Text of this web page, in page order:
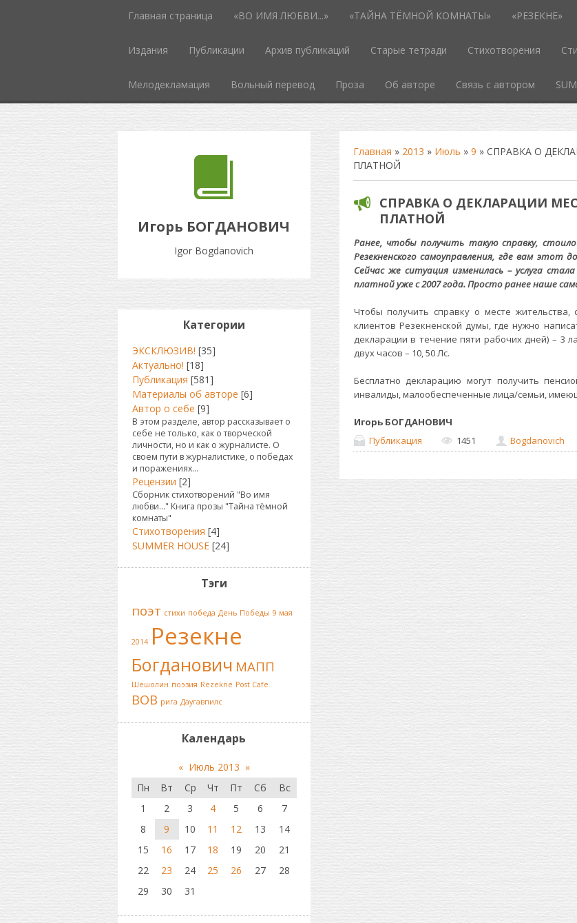
Главная страница «ВО ИМЯ ЛЮБВИ...» «ТАЙНА ТЁМНОЙ КОМНАТЫ» «РЕЗЕКНЕ»
Издания Публикации Архив публикаций Старые тетради Стихотворения
Мелодекламация Вольный перевод Проза Об авторе Связь с автором
Игорь БОГДАНОВИЧ
Igor Bogdanovich
Главная » 2013 » Июль » 9 » СПРАВКА О
ПЛАТНОЙ
СПРАВКА О ДЕКЛАРАЦИИ
ПЛАТНОЙ
Ранее, чтобы получить такую справку,
Резекненского самоуправления, где вам этот
Сейчас же ситуация изменилась – услуга
платной уже с 2007 года. Просто ранее наше
Чтобы получить справку о месте
клиентов Резекненской думы, где нужно
декларации в течение пяти рабочих дней) – 3
двух часов – 10, 50 Лс.
Бесплатно декларацию могут получить
инвалиды, малообеспеченные лица/семьи,
Игорь БОГДАНОВИЧ
Публикация
1451 Bogdanovich
Категории
ЭКСКЛЮЗИВ! [35]
Актуально! [18]
Публикация [581]
Материалы об авторе [6]
Автор о себе [9]
В этом разделе, автор рассказывает о
себе не только, как о творческой
личности, но и как о журналисте. О
своем пути в журналистике, о победах
и поражениях...
Рецензии [2]
Сборник стихотворений "Во имя
любви..." Книга прозы "Тайна тёмной
комнаты"
Стихотворения [4]
SUMMER HOUSE [24]
Тэги
поэт стихи победа День Победы 9 мая
2014 Резекне
Богданович МАПП
Шешолин поэзия Rezekne Post Cafe
ВОВ рига Даугавпилс
Календарь
« Июль 2013 »
Пн
Вт Ср Чт Пт Сб
Вс
1
2 3 4 5 6
7
8
9 10 11 12 13
14
15
16 17 18 19 20
21
22
23 24 25 26 27
28
29
30 31